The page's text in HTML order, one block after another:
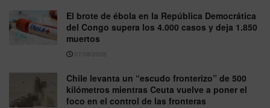
El brote de ébola en la República Democrática
del Congo supera los 4.000 casos y deja 1.850
muertos
07/08/2026
Chile levanta un “escudo fronterizo” de 500
kilómetros mientras Ceuta vuelve a poner el
foco en el control de las fronteras